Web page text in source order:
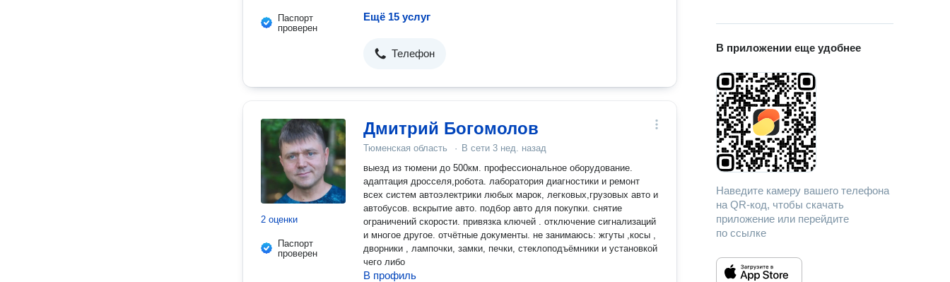
Паспорт
проверен
Ещё 15 услуг
Телефон
2 оценки
Паспорт
проверен
Дмитрий Богомолов
Тюменская область · В сети 3 нед. назад
выезд из тюмени до 500км. профессиональное оборудование.
адаптация дросселя,робота. лаборатория диагностики и ремонт
всех систем автоэлектрики любых марок, легковых,грузовых авто и
автобусов. вскрытие авто. подбор авто для покупки. снятие
ограничений скорости. привязка ключей . отключение сигнализаций
и многое другое. отчётные документы. не занимаюсь: жгуты ,косы ,
дворники , лампочки, замки, печки, стеклоподъёмники и установкой
чего либо
В профиль
В приложении еще удобнее
Наведите камеру вашего телефона
на QR-код, чтобы скачать
приложение или перейдите
по ссылке